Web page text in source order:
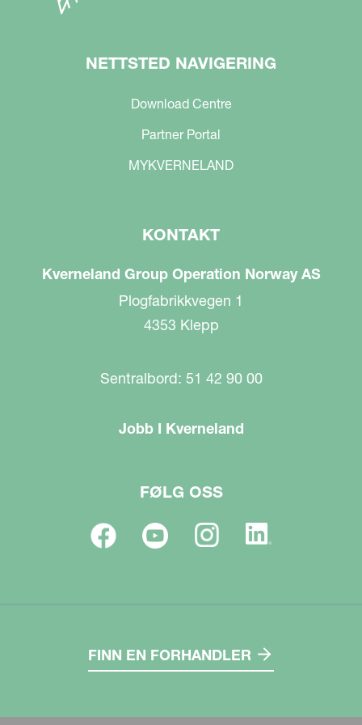
NETTSTED NAVIGERING
Download Centre
Partner Portal
MYKVERNELAND
KONTAKT
Kverneland Group Operation Norway AS
Plogfabrikkvegen 1
4353 Klepp
Sentralbord: 51 42 90 00
Jobb I Kverneland
FØLG OSS
FINN EN FORHANDLER